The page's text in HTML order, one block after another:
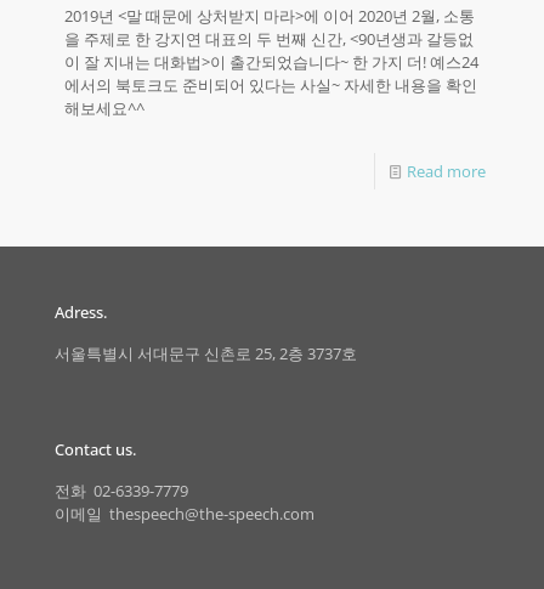
2019년 <말 때문에 상처받지 마라>에 이어 2020년 2월, 소통
을 주제로 한 강지연 대표의 두 번째 신간, <90년생과 갈등없
이 잘 지내는 대화법>이 출간되었습니다~ 한 가지 더! 예스24
에서의 북토크도 준비되어 있다는 사실~ 자세한 내용을 확인
해보세요^^
Read more
Adress.
서울특별시 서대문구 신촌로 25, 2층 3737호
Contact us.
전화 02-6339-7779
이메일 thespeech@the-speech.com